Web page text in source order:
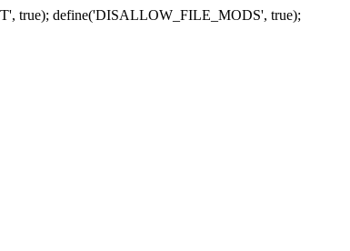
true); define('DISALLOW_FILE_MODS', true);